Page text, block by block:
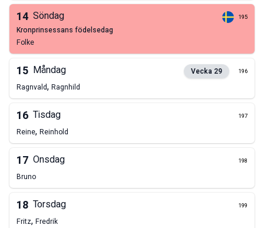
14 Söndag 195
kronprinsessans födelsedag
Folke
15 Måndag Vecka 29 196
Ragnvald, Ragnhild
16 Tisdag 197
Reine, Reinhold
17 Onsdag 198
Bruno
18 Torsdag 199
Fritz, Fredrik